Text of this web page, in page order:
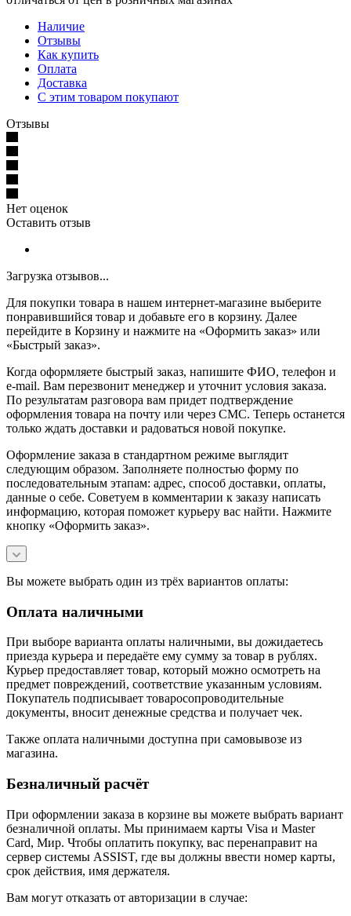
Наличие
Отзывы
Как купить
Оплата
Доставка
С этим товаром покупают
Отзывы
Нет оценок
Оставить отзыв
Загрузка отзывов...
Для покупки товара в нашем интернет-магазине выберите
понравившийся товар и добавьте его в корзину. Далее
перейдите в Корзину и нажмите на «Оформить заказ» или
«Быстрый заказ».
Когда оформляете быстрый заказ, напишите ФИО, телефон и
e-mail. Вам перезвонит менеджер и уточнит условия заказа.
По результатам разговора вам придет подтверждение
оформления товара на почту или через СМС. Теперь останется
только ждать доставки и радоваться новой покупке.
Оформление заказа в стандартном режиме выглядит
следующим образом. Заполняете полностью форму по
последовательным этапам: адрес, способ доставки, оплаты,
данные о себе. Советуем в комментарии к заказу написать
информацию, которая поможет курьеру вас найти. Нажмите
кнопку «Оформить заказ».
Вы можете выбрать один из трёх вариантов оплаты:
Оплата наличными
При выборе варианта оплаты наличными, вы дожидаетесь
приезда курьера и передаёте ему сумму за товар в рублях.
Курьер предоставляет товар, который можно осмотреть на
предмет повреждений, соответствие указанным условиям.
Покупатель подписывает товаросопроводительные
документы, вносит денежные средства и получает чек.
Также оплата наличными доступна при самовывозе из
магазина.
Безналичный расчёт
При оформлении заказа в корзине вы можете выбрать вариант
безналичной оплаты. Мы принимаем карты Visa и Master
Card, Мир. Чтобы оплатить покупку, вас перенаправит на
сервер системы ASSIST, где вы должны ввести номер карты,
срок действия, имя держателя.
Вам могут отказать от авторизации в случае: